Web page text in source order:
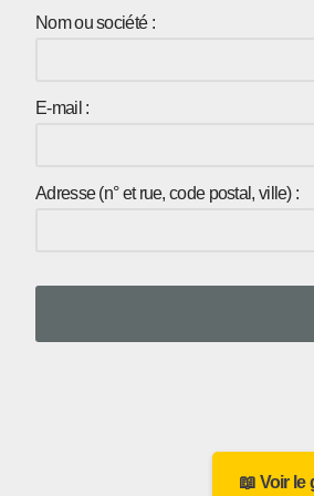
Nom ou société :
E-mail :
Adresse (n° et rue, code postal, ville) :
📖 Voir